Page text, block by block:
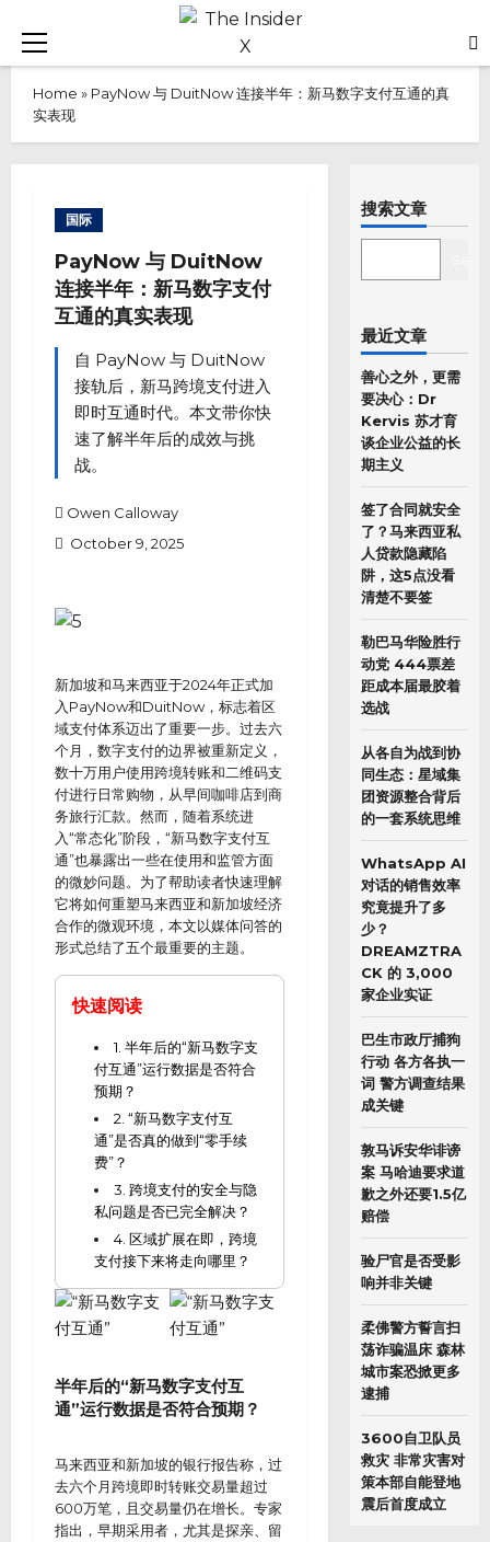
content
Primary
Home » PayNow 与 DuitNow 连接半年：新马数字支付互通的真
实表现
国际
PayNow 与 DuitNow
连接半年：新马数字支付
互通的真实表现
自 PayNow 与 DuitNow
接轨后，新马跨境支付进入
即时互通时代。本文带你快
速了解半年后的成效与挑
战。
Owen Calloway
October 9, 2025
新加坡和马来西亚于2024年正式加
入PayNow和DuitNow，标志着区
域支付体系迈出了重要一步。过去六
个月，数字支付的边界被重新定义，
数十万用户使用跨境转账和二维码支
付进行日常购物，从早间咖啡店到商
务旅行汇款。然而，随着系统进
入“常态化”阶段，“新马数字支付互
通”也暴露出一些在使用和监管方面
的微妙问题。为了帮助读者快速理解
它将如何重塑马来西亚和新加坡经济
合作的微观环境，本文以媒体问答的
形式总结了五个最重要的主题。
快速阅读
1. 半年后的“新马数字支
付互通”运行数据是否符合
预期？
2. “新马数字支付互
通”是否真的做到“零手续
费”？
3. 跨境支付的安全与隐
私问题是否已完全解决？
4. 区域扩展在即，跨境
支付接下来将走向哪里？
半年后的“新马数字支付互
通”运行数据是否符合预期？
马来西亚和新加坡的银行报告称，过
去六个月跨境即时转账交易量超过
600万笔，且交易量仍在增长。专家
指出，早期采用者，尤其是探亲、留
搜索文章
最近文章
善心之外，更需
要决心：Dr
Kervis 苏才育
谈企业公益的长
期主义
签了合同就安全
了？马来西亚私
人贷款隐藏陷
阱，这5点没看
清楚不要签
勒巴马华险胜行
动党 444票差
距成本届最胶着
选战
从各自为战到协
同生态：星域集
团资源整合背后
的一套系统思维
WhatsApp AI
对话的销售效率
究竟提升了多
少？
DREAMZTRA
CK 的 3,000
家企业实证
巴生市政厅捕狗
行动 各方各执一
词 警方调查结果
成关键
敦马诉安华诽谤
案 马哈迪要求道
歉之外还要1.5亿
赔偿
验尸官是否受影
响并非关键
柔佛警方誓言扫
荡诈骗温床 森林
城市案恐掀更多
逮捕
3600自卫队员
救灾 非常灾害对
策本部自能登地
震后首度成立